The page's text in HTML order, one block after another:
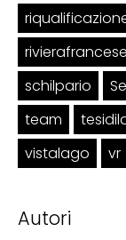
rivierafrancese
schilpario
team
vistalago
vr
Autori